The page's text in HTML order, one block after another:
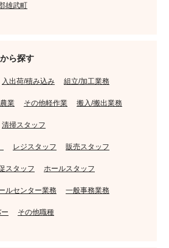
雄武町
ら探す
入出荷/積み込み 組立/加工業務
農業 その他軽作業 搬入/搬出業務
清掃スタッフ
レジスタッフ 販売スタッフ
スタッフ ホールスタッフ
ルセンター業務 一般事務業務
その他職種